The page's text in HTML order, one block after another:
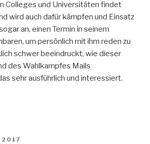
Colleges und Universitäten findet
wird auch dafür kämpfen und Einsatz
an, einen Termin in seinem
um persönlich mit ihm reden zu
schwer beeindruckt, wie dieser
des Wahlkampfes Mails
sehr ausführlich und interessiert.
2017